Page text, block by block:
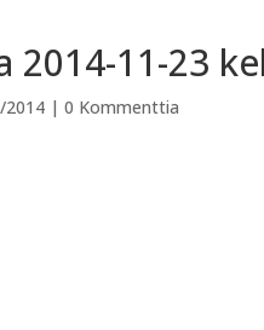
2014-11-23
2014 |0 Kommenttia